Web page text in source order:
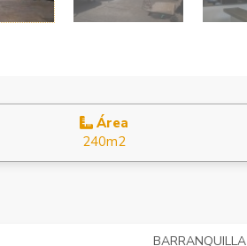
Área
240m2
BARRANQUILLA